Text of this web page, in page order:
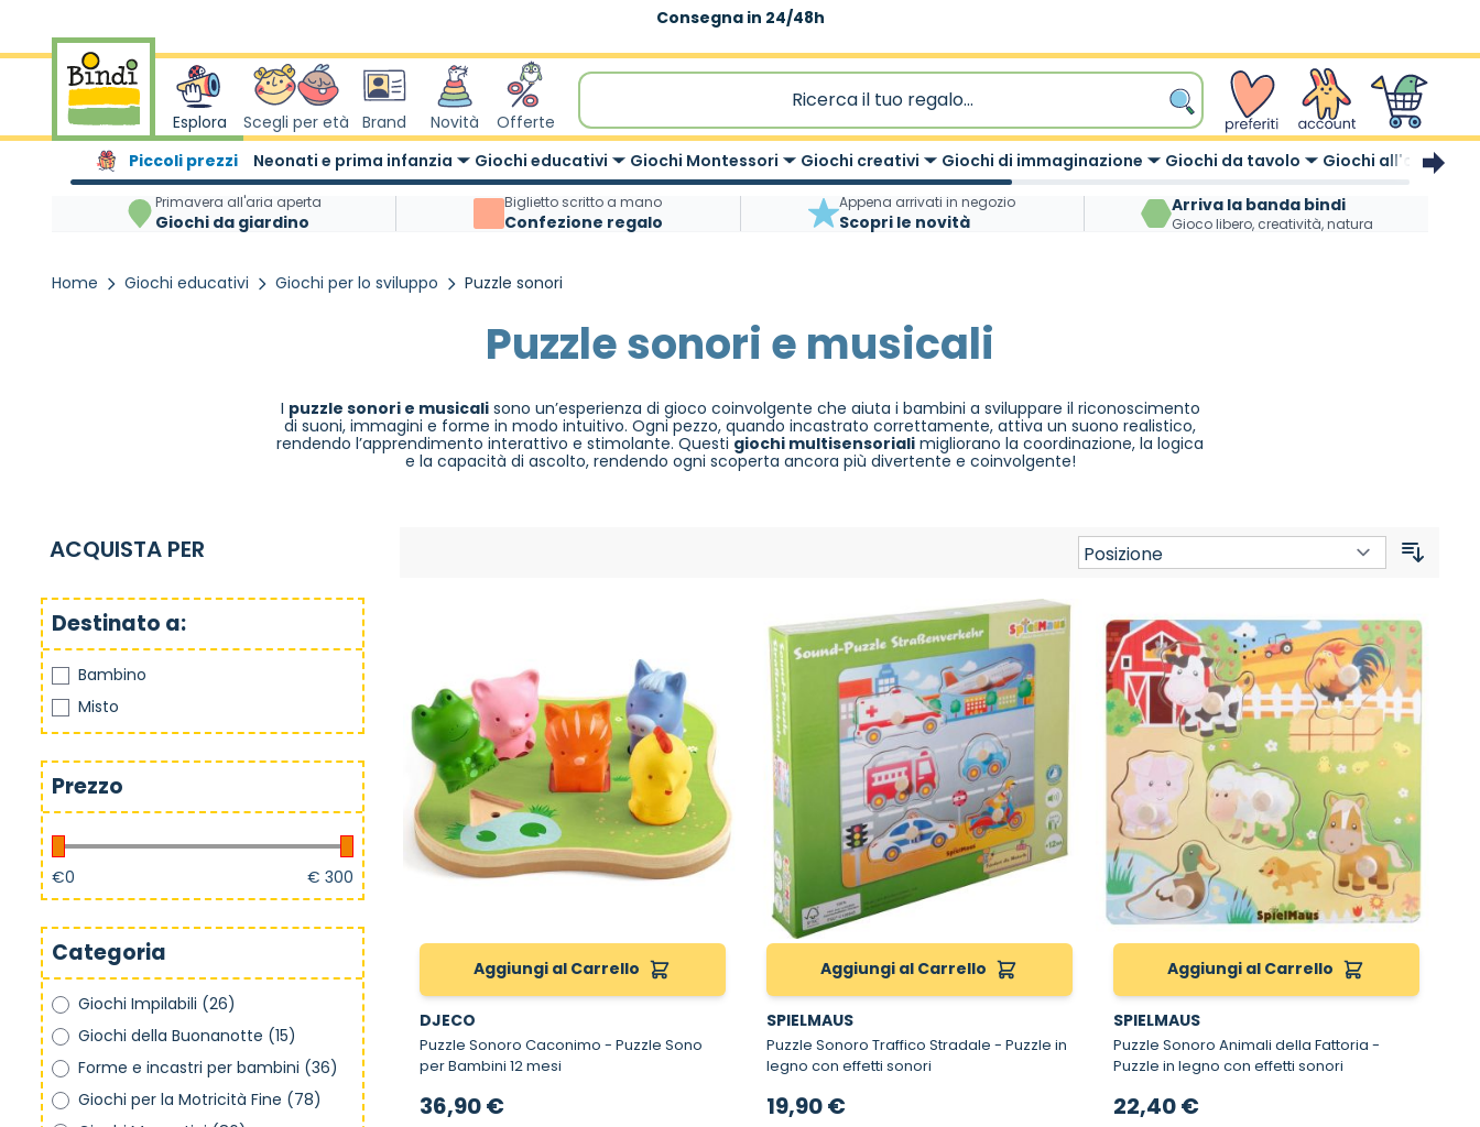
Consegna in 24/48h
Salta al contenuto
Esplora
Piccoli prezzi
Neonati e prima infanzia Giochi educativi Giochi Montessori Giochi creativi Giochi di immaginazione Giochi da tavolo Giochi all'aperto
Scegli per età Brand Novità Offerte
wishlist Account Carrello
Primavera all'aria aperta
Giochi da giardino
Biglietto scritto a mano
Confezione regalo
Appena arrivati in negozio
Scopri le novità
Arriva la banda bindi
Gioco libero, creatività, natura
Home Giochi educativi Giochi per lo sviluppo Puzzle sonori
Puzzle sonori e musicali
I puzzle sonori e musicalisono un’esperienza di gioco coinvolgente che aiuta i bambini a sviluppare il riconoscimento
di suoni, immagini e forme in modo intuitivo. Ogni pezzo, quando incastrato correttamente, attiva un suono realistico,
rendendo l’apprendimento interattivo e stimolante. Questi giochi multisensoriali migliorano la coordinazione, la logica
e la capacità di ascolto, rendendo ogni scoperta ancora più divertente e coinvolgente!
ACQUISTA PER
Destinato a:
Bambino
Misto
Prezzo
€0 € 300
Categoria
Giochi Impilabili (26)
Giochi della Buonanotte (15)
Forme e incastri per bambini (36)
Giochi per la Motricità Fine (78)
Aggiungi al Carrello
DJECO
Puzzle Sonoro Caconimo - Puzzle Sono
per Bambini 12 mesi
36,90 €
Aggiungi al Carrello
SPIELMAUS
Puzzle Sonoro Traffico Stradale - Puzzle in
legno con effetti sonori
19,90 €
Aggiungi al Carrello
SPIELMAUS
Puzzle Sonoro Animali della Fattoria -
Puzzle in legno con effetti sonori
22,40 €